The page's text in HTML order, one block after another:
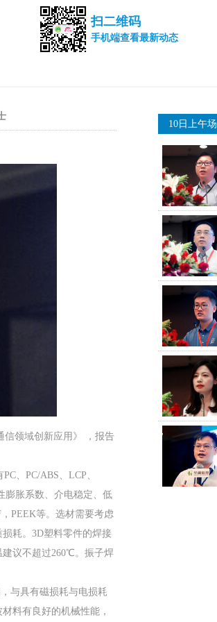
扫二维码
手机端查看最新动态
信领域创新应用》 ，报告
、PC/ABS、LCP、
膨胀系数、介电稳定、低
PEEK等。选材需要考虑
耗。3D塑料零件的焊接
建议不超过260℃。振子焊
与具有磁损耗与电损耗
料有良好的机械性能，
10日上午场